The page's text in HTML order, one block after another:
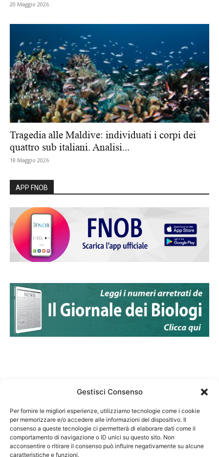
Gestisci Consenso
Per fornire le migliori esperienze, utilizziamo tecnologie come i cookie
per memorizzare e/o accedere alle informazioni del dispositivo. Il
consenso a queste tecnologie ci permetterà di elaborare dati come il
comportamento di navigazione o ID unici su questo sito. Non
acconsentire o ritirare il consenso può influire negativamente su alcune
caratteristiche e funzioni.
20 Maggio 2026
Tragedia alle Maldive: individuati i corpi dei
quattro sub italiani. Analisi...
18 Maggio 2026
APP FNOB
Federazione Nazionale Degli Ordini dei Biologi:
codice fiscale 80069130583
Responsabile sito internet www.fnob.it: Vincenzo